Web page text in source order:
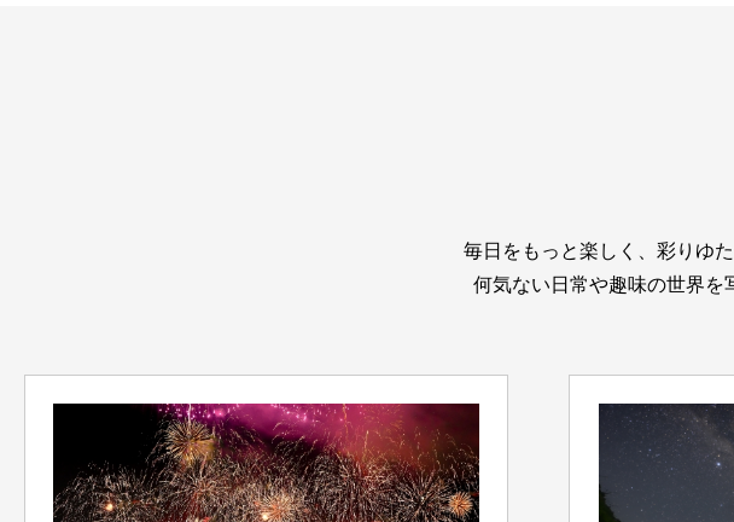
毎日をもっと楽しく、彩りゆ
何気ない日常や趣味の世界を